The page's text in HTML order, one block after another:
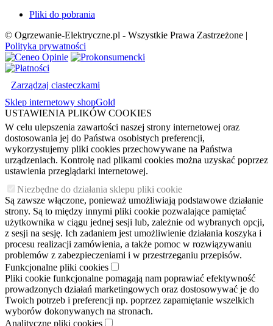
Pliki do pobrania
© Ogrzewanie-Elektryczne.pl - Wszystkie Prawa Zastrzeżone |
Polityka prywatności
Zarządzaj ciasteczkami
Sklep internetowy shopGold
USTAWIENIA PLIKÓW COOKIES
W celu ulepszenia zawartości naszej strony internetowej oraz
dostosowania jej do Państwa osobistych preferencji,
wykorzystujemy pliki cookies przechowywane na Państwa
urządzeniach. Kontrolę nad plikami cookies można uzyskać poprzez
ustawienia przeglądarki internetowej.
Niezbędne do działania sklepu pliki cookie
Są zawsze włączone, ponieważ umożliwiają podstawowe działanie
strony. Są to między innymi pliki cookie pozwalające pamiętać
użytkownika w ciągu jednej sesji lub, zależnie od wybranych opcji,
z sesji na sesję. Ich zadaniem jest umożliwienie działania koszyka i
procesu realizacji zamówienia, a także pomoc w rozwiązywaniu
problemów z zabezpieczeniami i w przestrzeganiu przepisów.
Funkcjonalne pliki cookies
Pliki cookie funkcjonalne pomagają nam poprawiać efektywność
prowadzonych działań marketingowych oraz dostosowywać je do
Twoich potrzeb i preferencji np. poprzez zapamiętanie wszelkich
wyborów dokonywanych na stronach.
Analityczne pliki cookies